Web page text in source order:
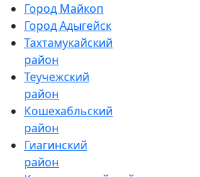
Город Майкоп
Город Адыгейск
Тахтамукайский
район
Теучежский
район
Кошехабльский
район
Гиагинский
район